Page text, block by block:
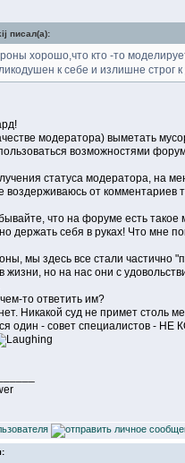
писал(а):
хорошо,что кто -то
к себе и излишне строг к
модератора) выметать
возможностями
статуса модератора, на
воздерживаюсь от комментариев
что на форуме есть
держать себя в руках! Что мне
мы здесь все стали частично
жизни, но на нас они с
то ответить им?
Никакой суд не примет столь
один - совет специалистов -